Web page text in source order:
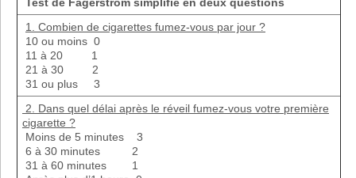
1. Combien de cigarettes fumez-vous par jour ?
10 ou moins 0
11 à 20 1
21 à 30 2
31 ou plus 3
2. Dans quel délai après le réveil fumez-vous votre première
cigarette ?
Moins de 5 minutes 3
6 à 30 minutes 2
31 à 60 minutes 1